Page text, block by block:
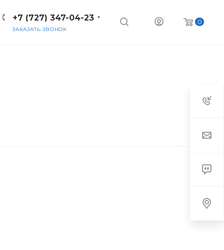
0
+7 (727) 347-04-23
ЗАКАЗАТЬ ЗВОНОК